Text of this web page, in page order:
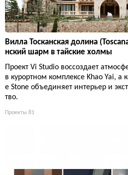
Вилла Тосканская долина
нский шарм в тайские холмы
Проект Vi Studio воссоздает
в курортном комплексе Khao Yai, а
e Stone объединяет интерьер и
тво.
Проекты 81